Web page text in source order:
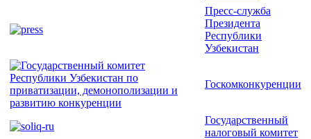
Пресс-служба
Президента
Республики
Узбекистан
Госкомконкуренции
Государственный
налоговый комитет